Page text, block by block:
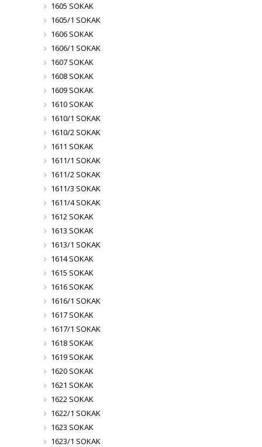
1605 SOKAK
1605/1 SOKAK
1606 SOKAK
1606/1 SOKAK
1607 SOKAK
1608 SOKAK
1609 SOKAK
1610 SOKAK
1610/1 SOKAK
1610/2 SOKAK
1611 SOKAK
1611/1 SOKAK
1611/2 SOKAK
1611/3 SOKAK
1611/4 SOKAK
1612 SOKAK
1613 SOKAK
1613/1 SOKAK
1614 SOKAK
1615 SOKAK
1616 SOKAK
1616/1 SOKAK
1617 SOKAK
1617/1 SOKAK
1618 SOKAK
1619 SOKAK
1620 SOKAK
1621 SOKAK
1622 SOKAK
1622/1 SOKAK
1623 SOKAK
1623/1 SOKAK